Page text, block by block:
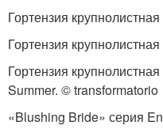
Гортензия
Гортензия
Гортензия
Summer. © transformatorio
«Blushing Bride» серия